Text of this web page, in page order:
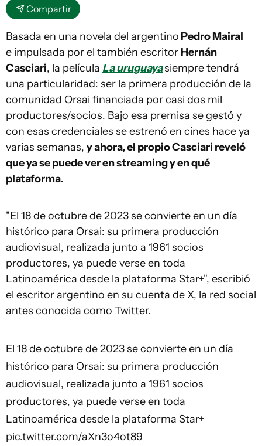
Compartir
Basada en una novela del argentino Pedro Mairal
e impulsada por el también escritor Hernán
Casciari, la película La uruguayasiempre tendrá
una particularidad: ser la primera producción de la
comunidad Orsai financiada por casi dos mil
productores/socios. Bajo esa premisa se gestó y
con esas credenciales se estrenó en cines hace ya
varias semanas, y ahora, el propio Casciari reveló
que ya se puede ver en streaming y en qué
plataforma.
"El 18 de octubre de 2023 se convierte en un día
histórico para Orsai: su primera producción
audiovisual, realizada junto a 1961 socios
productores, ya puede verse en toda
Latinoamérica desde la plataforma Star+", escribió
el escritor argentino en su cuenta de X, la red social
antes conocida como Twitter.
El 18 de octubre de 2023 se convierte en un día
histórico para Orsai: su primera producción
audiovisual, realizada junto a 1961 socios
productores, ya puede verse en toda
Latinoamérica desde la plataforma Star+
pic.twitter.com/aXn3o4ot89